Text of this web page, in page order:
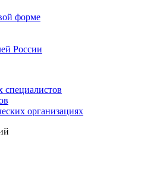
форме
России
специалистов
организациях